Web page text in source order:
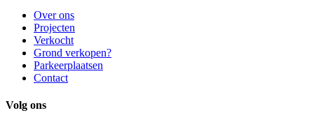
Over ons
Projecten
Verkocht
Grond verkopen?
Parkeerplaatsen
Contact
Volg ons